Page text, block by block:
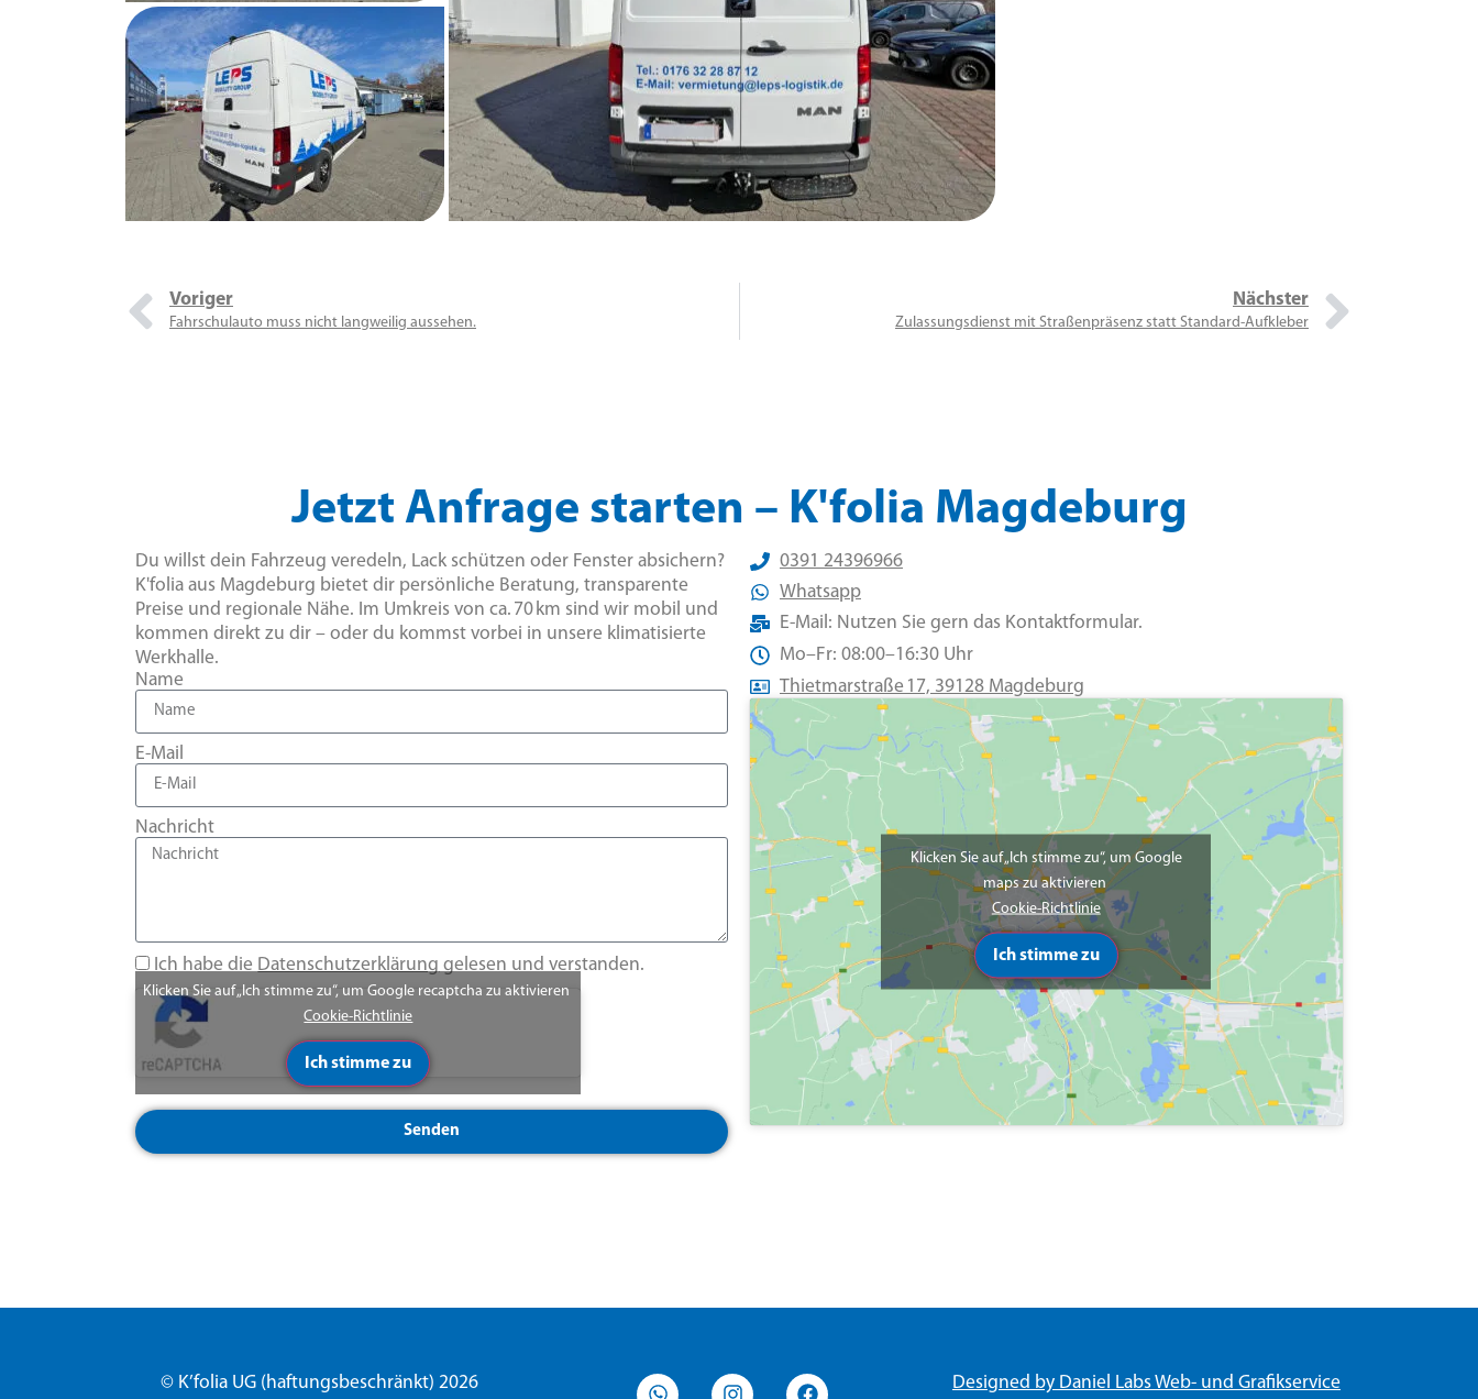
Voriger
Fahrschulauto muss nicht langweilig aussehen.
Nächster
Zulassungsdienst mit Straßenpräsenz statt Standard-Aufkleber
Jetzt Anfrage starten – K'folia Magdeburg
Du willst dein Fahrzeug veredeln, Lack schützen oder Fenster absichern?
K'folia aus Magdeburg bietet dir persönliche Beratung, transparente
Preise und regionale Nähe. Im Umkreis von ca. 70 km sind wir mobil und
kommen direkt zu dir – oder du kommst vorbei in unsere klimatisierte
Werkhalle.
Name
E-Mail
Nachricht
Ich habe die Datenschutzerklärung gelesen und verstanden.
Klicken Sie auf „Ich stimme zu“, um Google recaptcha zu aktivieren
Cookie-Richtlinie
Ich stimme zu
Senden
0391 24396966
Whatsapp
E-Mail: Nutzen Sie gern das Kontaktformular.
Mo–Fr: 08:00–16:30 Uhr
Thietmarstraße 17, 39128 Magdeburg
Klicken Sie auf „Ich stimme zu“, um Google
maps zu aktivieren
Cookie-Richtlinie
Ich stimme zu
© K’folia UG (haftungsbeschränkt) 2026 Designed by Daniel Labs Web- und Grafikservice